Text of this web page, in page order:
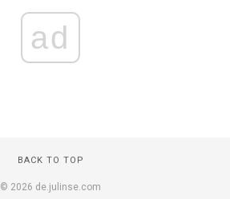
ad
BACK TO TOP
© 2026 de.julinse.com